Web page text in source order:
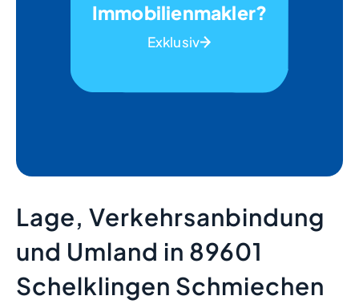
Immobilienmakler?
Exklusiv
Lage, Verkehrsanbindung
und Umland in 89601
Schelklingen Schmiechen